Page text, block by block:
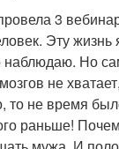
3
Эту жизнь
наблюдаю. Но
не
то не время
раньше!